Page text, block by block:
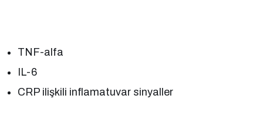
TNF-alfa
IL-6
CRP ilişkili inflamatuvar sinyaller